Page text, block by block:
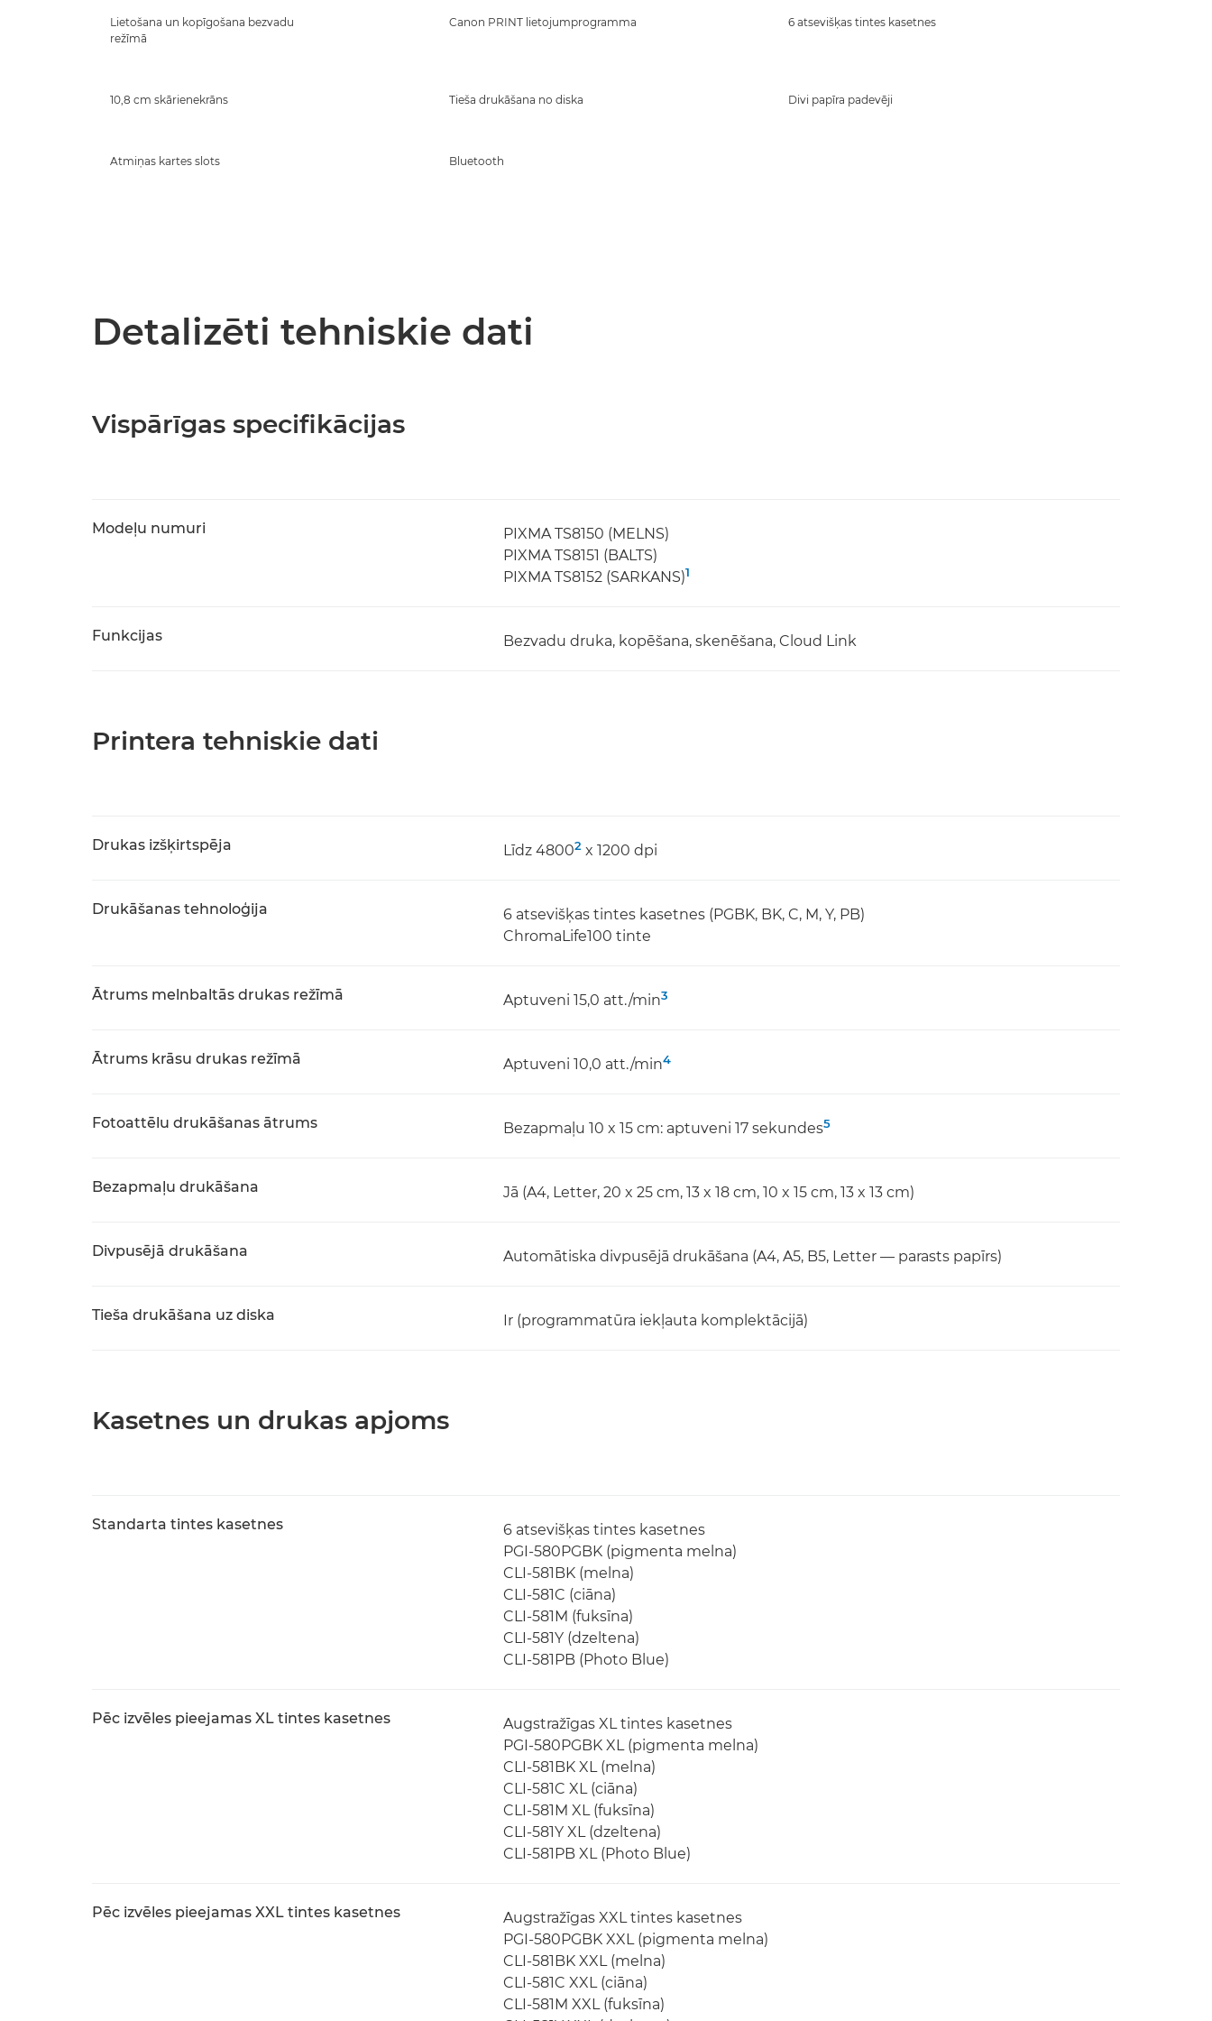
Lietošana un kopīgošana bezvadu
režīmā
Canon PRINT lietojumprogramma 6 atsevišķas tintes kasetnes
10,8 cm skārienekrāns Tieša drukāšana no diska Divi papīra padevēji
Atmiņas kartes slots Bluetooth
Detalizēti tehniskie dati
Vispārīgas specifikācijas
Modeļu numuri
PIXMA TS8150 (MELNS)
PIXMA TS8151 (BALTS)
PIXMA TS8152 (SARKANS)1
Funkcijas Bezvadu druka, kopēšana, skenēšana, Cloud Link
Printera tehniskie dati
Drukas izšķirtspēja Līdz 48002 x 1200 dpi
Drukāšanas tehnoloģija
6 atsevišķas tintes kasetnes (PGBK, BK, C, M, Y, PB)
ChromaLife100 tinte
Ātrums melnbaltās drukas režīmā Aptuveni 15,0 att./min3
Ātrums krāsu drukas režīmā Aptuveni 10,0 att./min4
Fotoattēlu drukāšanas ātrums Bezapmaļu 10 x 15 cm: aptuveni 17 sekundes5
Bezapmaļu drukāšana Jā (A4, Letter, 20 x 25 cm, 13 x 18 cm, 10 x 15 cm, 13 x 13 cm)
Divpusējā drukāšana Automātiska divpusējā drukāšana (A4, A5, B5, Letter — parasts papīrs)
Tieša drukāšana uz diska Ir (programmatūra iekļauta komplektācijā)
Kasetnes un drukas apjoms
Standarta tintes kasetnes
6 atsevišķas tintes kasetnes
PGI-580PGBK (pigmenta melna)
CLI-581BK (melna)
CLI-581C (ciāna)
CLI-581M (fuksīna)
CLI-581Y (dzeltena)
CLI-581PB (Photo Blue)
Pēc izvēles pieejamas XL tintes kasetnes
Augstražīgas XL tintes kasetnes
PGI-580PGBK XL (pigmenta melna)
CLI-581BK XL (melna)
CLI-581C XL (ciāna)
CLI-581M XL (fuksīna)
CLI-581Y XL (dzeltena)
CLI-581PB XL (Photo Blue)
Pēc izvēles pieejamas XXL tintes kasetnes
Augstražīgas XXL tintes kasetnes
PGI-580PGBK XXL (pigmenta melna)
CLI-581BK XXL (melna)
CLI-581C XXL (ciāna)
CLI-581M XXL (fuksīna)